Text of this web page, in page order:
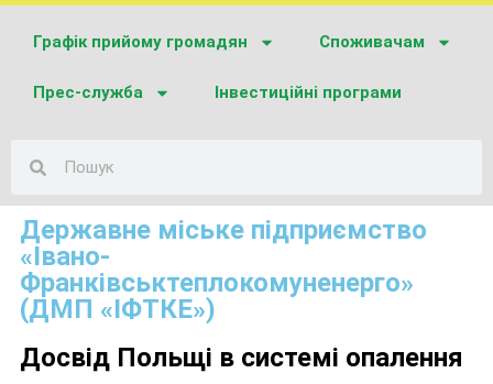
Графік прийому громадян Споживачам
Прес-служба Інвестиційні програми
Державне міське підприємство
«Івано-
Франківськтеплокомуненерго»
(ДМП «ІФТКЕ»)
Досвід Польщі в системі опалення